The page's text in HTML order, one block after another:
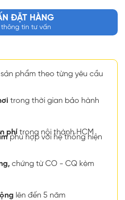
ĐẶT HÀNG
tin tư vấn
sản phẩm theo từng yêu cầu
trong thời gian bảo hành
phí trong nội thành HCM
phù hợp với hệ thống hiện
chứng từ CO - CQ kèm
lên đến 5 năm